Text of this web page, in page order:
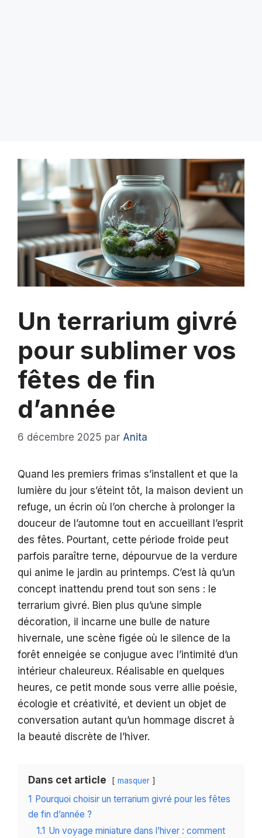
Un terrarium givré
pour sublimer vos
fêtes de fin
d’année
6 décembre 2025 par Anita
Quand les premiers frimas s’installent et que la
lumière du jour s’éteint tôt, la maison devient un
refuge, un écrin où l’on cherche à prolonger la
douceur de l’automne tout en accueillant l’esprit
des fêtes. Pourtant, cette période froide peut
parfois paraître terne, dépourvue de la verdure
qui anime le jardin au printemps. C’est là qu’un
concept inattendu prend tout son sens : le
terrarium givré. Bien plus qu’une simple
décoration, il incarne une bulle de nature
hivernale, une scène figée où le silence de la
forêt enneigée se conjugue avec l’intimité d’un
intérieur chaleureux. Réalisable en quelques
heures, ce petit monde sous verre allie poésie,
écologie et créativité, et devient un objet de
conversation autant qu’un hommage discret à
la beauté discrète de l’hiver.
Dans cet article masquer
1 Pourquoi choisir un terrarium givré pour les fêtes
de fin d’année ?
1.1 Un voyage miniature dans l’hiver : comment